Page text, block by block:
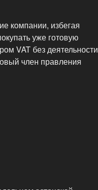
компании, избегая
уже готовую
VAT без деятельности
член правления